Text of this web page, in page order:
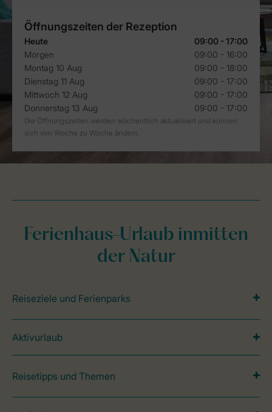
Ferienhaus-Urlaub inmitten
der Natur
Reiseziele und Ferienparks
Aktivurlaub
Reisetipps und Themen